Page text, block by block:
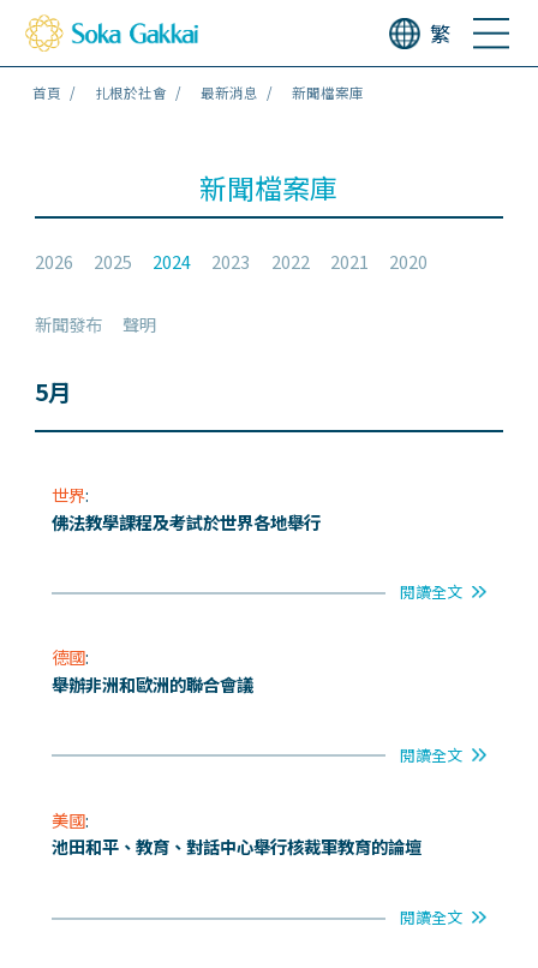
繁
首頁 扎根於社會 最新消息 新聞檔案庫
新聞檔案庫
2026 2025 2024 2023 2022 2021 2020
新聞發布 聲明
5月
世界:
佛法教學課程及考試於世界各地舉行
閱讀全文
德國:
舉辦非洲和歐洲的聯合會議
閱讀全文
美國:
池田和平、教育、對話中心舉行核裁軍教育的論壇
閱讀全文